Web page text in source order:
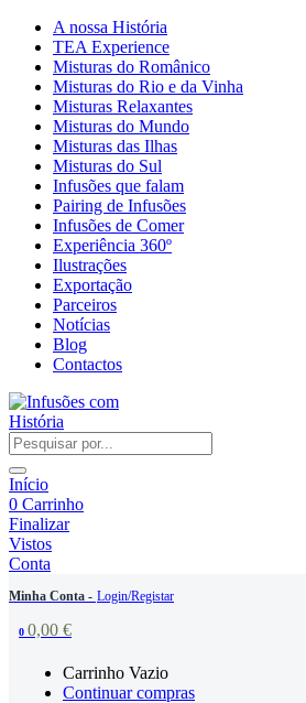
A nossa História
TEA Experience
Misturas do Românico
Misturas do Rio e da Vinha
Misturas Relaxantes
Misturas do Mundo
Misturas das Ilhas
Misturas do Sul
Infusões que falam
Pairing de Infusões
Infusões de Comer
Experiência 360º
Ilustrações
Exportação
Parceiros
Notícias
Blog
Contactos
Início
0 Carrinho
Finalizar
Vistos
Conta
Minha Conta - Login/Registar
0 0,00 €
Carrinho Vazio
Continuar compras